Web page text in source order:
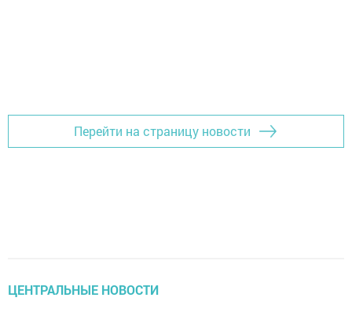
Перейти на страницу новости
ЦЕНТРАЛЬНЫЕ НОВОСТИ